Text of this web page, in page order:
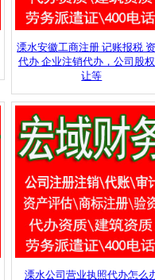
溧水安徽工商注册 记账报税
代办 企业注销代办，公司股
让等
溧水公司营业执照代办怎么